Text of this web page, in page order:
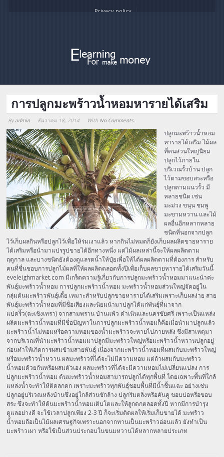
Privacy policy
การปลูกมะพร้าวน้ำหอมหารายได้เสริม
By admin ธันวาคม 18, 2014 With No Comments
Array
ปลูกมะพร้าวน้ำหอม
หารายได้เสริม ไม้ผล
ที่คนส่วนใหญ่นิยม
ปลูกไว้ภายใน
บริเวณรั้วบ้าน ปลูก
ไว้ตามขอบสระหรือ
ปลูกตามแนวรั้ว มี
หลายชนิด เช่น
มะม่วง ขนุน ชมพู
มะขามหวาน และไม้
ผลอื่นอีกหลากหลาย
ชนิดที่นอกจากปลูก
ไว้เก็บผลกินหรือปลูกไว้เพื่อให้ร่มเงาแล้ว หากกินไม่หมดก็ยังเก็บผลผลิตขายหาราย
ได้เสริมหรือนำมาแปรรูปขายได้อีกทางหนึ่ง แต่ไม้ผลเหล่านี้จะให้ผลผลิตตาม
ฤดูกาล และบางชนิดยังต้องดูแลรดน้ำให้ปุ๋ยเพื่อให้ได้ผลผลิตตามที่ต้องการ สำหรับ
คนที่ชื่นชอบการปลูกไม้ผลที่ให้ผลผลิตตลอดทั้งปีเพื่อเก็บผลขายหารายได้เสริมวันนี้
eveleighmarket.com มีเกร็ดความรู้เกี่ยวกับการปลูกมะพร้าวน้ำหอมมาแนะนำค่ะ
พันธุ์มะพร้าวน้ำหอม การปลูกมะพร้าวน้ำหอม มะพร้าวน้ำหอมส่วนใหญ่จัดอยู่ใน
กลุ่มต้นมะพร้าวพันธุ์เตี้ย เหมาะสำหรับปลูกขายหารายได้เสริมเพราะเก็บผลง่าย สาย
พันธุ์มะพร้าวน้ำหอมที่มีชื่อเสียงและนิยมนำมาปลูกได้แก่พันธุ์ที่มาจาก
แปดริ้ว(ฉะเชิงเทรา) จากสามพราน บ้านแพ้ว ดำเนินและนครชัยศรี เพราะเป็นแหล่ง
ผลิตมะพร้าวน้ำหอมที่มีชื่อปัญหาในการปลูกมะพร้าวน้ำหอมก็คือเมื่อนำมาปลูกแล้ว
มะพร้าวน้ำไม่หอมหรือความหอมของน้ำมะพร้าวจะหายไปภายหลัง ซึ่งมีสาเหตุมา
จากบริเวณที่นำมะพร้าวน้ำหอมมาปลูกมีมะพร้าวใหญ่หรือมะพร้าวน้ำหวานปลูกอยู่
ก่อนทำให้เกิดการผสมข้ามสายพันธุ์ เนื่องจากมะพร้าวน้ำหอมที่ผสมกับมะพร้าวใหญ่
หรือมะพร้าวน้ำหวาน ผลมะพร้าวที่ได้จะไม่มีความหอม แต่ถ้าผสมกับมะพร้าว
น้ำหอมด้วยกันหรือผสมตัวเอง ผลมะพร้าวที่ได้จะมีความหอมไม่เปลี่ยนแปลง การ
ปลูกมะพร้าวน้ำหอม ต้นมะพร้าวน้ำหอมสามารถปลูกได้ทุกพื้นที่ โดยเฉพาะพื้นที่ใกล้
แหล่งน้ำจะทำให้ติดลกดก เพราะมะพร้าวทุกพันธุ์ชอบพื้นที่มีน้ำชื้นแฉะ อย่างเช่น
ปลูกอยู่บริเวณหลังบ้านซึ่งอยู่ใกล้ส่วนซักล้าง ปลูกริมตลิ่งหรือคันคู ขอบบ่อหรือขอบ
สระ ซึ่งจะทำให้ต้นมะพร้าวน้ำหอมเติบโตและให้ลูกดกตลอดทั้งปี หากมีการบำรุง
ดูแลอย่างดี จะใช้เวลาปลูกเพียง 2-3 ปี ก็จะเริ่มติดผลให้เริ่มเก็บขายได้ มะพร้าว
น้ำหอมถือเป็นไม้ผลเศรษฐกิจเพราะนอกจากทานเป็นมะพร้าวอ่อนแล้ว ยังทำเป็น
มะพร้าวเผา หรือใช้เป็นส่วนประกอบในขนมหวานได้หลากหลายประเภท